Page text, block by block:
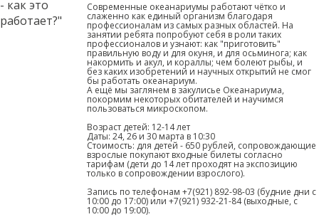
Современные океанариумы работают чётко и
слаженно как единый организм благодаря
профессионалам из самых разных областей. На
занятии ребята попробуют себя в роли таких
профессионалов и узнают: как "приготовить"
правильную воду и для окуня, и для осьминога; как
накормить и акул, и кораллы; чем болеют рыбы, и
без каких изобретений и научных открытий не смог
бы работать океанариум.
А ещё мы заглянем в закулисье Океанариума,
покормим некоторых обитателей и научимся
пользоваться микроскопом.
Возраст детей: 12-14 лет
Даты: 24, 26 и 30 марта в 10:30
Стоимость: для детей - 650 рублей, сопровождающие
взрослые покупают входные билеты согласно
тарифам (дети до 14 лет проходят на экспозицию
только в сопровождении взрослого).
Запись по телефонам +7(921) 892-98-03 (будние дни с
10:00 до 17:00) или +7(921) 932-21-84 (выходные, с
10:00 до 19:00).